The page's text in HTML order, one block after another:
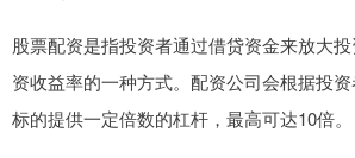
股票配资是指投资者通过借贷资金来放大
资收益率的一种方式。配资公司会根据投
标的提供一定倍数的杠杆，最高可达10倍。